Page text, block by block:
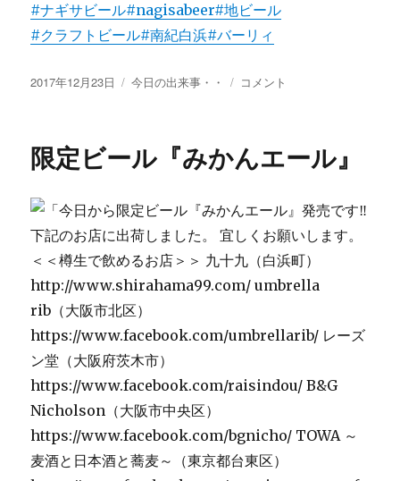
#ナギサビール#nagisabeer#地ビール
#クラフトビール#南紀白浜#バーリィ
投
2017年12月23日
カ
ー
今日の出来事・・
〜
始
営
の
知
ら
せ〜
コメント
限定ビール『みかんエール』